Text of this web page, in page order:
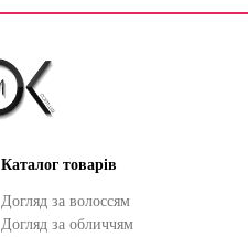
Каталог товарів
Догляд за волоссям
Догляд за обличчям